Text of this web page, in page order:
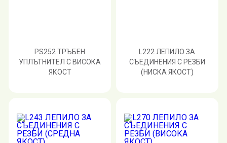
PS252 ТРЪБЕН
УПЛЪТНИТЕЛ С ВИСОКА
ЯКОСТ
L222 ЛЕПИЛО ЗА
СЪЕДИНЕНИЯ С РЕЗБИ
(НИСКА ЯКОСТ)